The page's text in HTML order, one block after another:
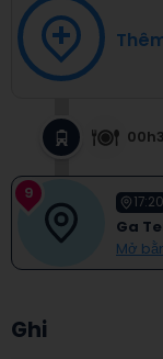
9 17:20
Ga
Mở
Ghi